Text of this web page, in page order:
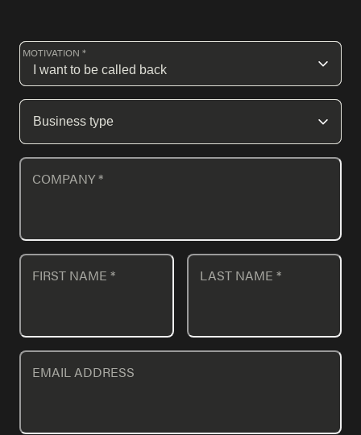
MOTIVATION *
COMPANY*
FIRST NAME * LAST NAME *
EMAIL ADDRESS